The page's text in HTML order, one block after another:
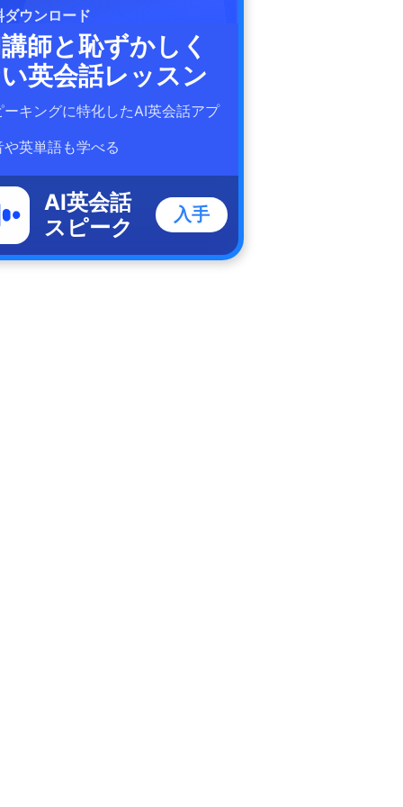
ダウンロード
師と恥ずかしく
英会話レッスン
ーキングに特化したAI英会話アプ
や英単語も学べる
AI英会話
スピーク
入手